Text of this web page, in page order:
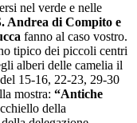
nel verde e nelle
Andrea di Compito e
fanno al caso vostro.
tipico dei piccoli centri
alberi delle camelia il
15-16, 22-23, 29-30
mostra: “Antiche
della